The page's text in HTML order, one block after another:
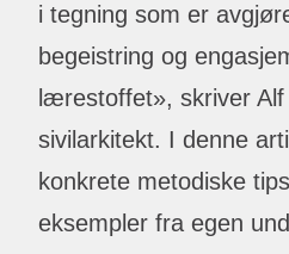
i tegning som er
begeistring og
lærestoffet», skriver Alf
sivilarkitekt. I denne
konkrete metodiske
eksempler fra egen